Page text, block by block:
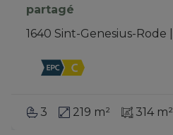
partagé
1640 Sint-Genesius-Rode
3 219 m² 314 m²